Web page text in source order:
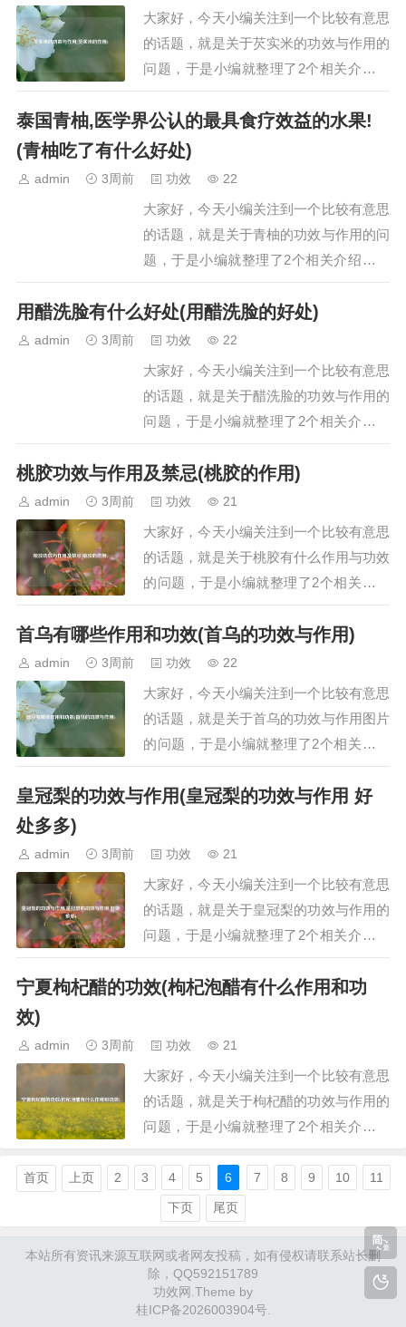
根花的作用与功效一、葛根花的作用与功
效有哪些葛根花具有解酒护肝、抗氧化、
调节血压、…
大家好，今天小编关注到一个比较有意思
的话题，就是关于芡实米的功效与作用的
问题，于是小编就整理了2个相关介绍芡
实米的功效与作用的解答，让我们一起看
看吧。文章目录：芡实米的功效与作用芡
实米的作用一、芡实米的功效与作用芡实
米的功效与作用芡实米具有固肾涩精、补
蛋白质、维生…
泰国青柚,医学界公认的最具食疗效益的水果!
(青柚吃了有什么好处)
admin 3周前 功效 22
大家好，今天小编关注到一个比较有意思
的话题，就是关于青柚的功效与作用的问
题，于是小编就整理了2个相关介绍青柚
的功效与作用的解答，让我们一起看看
吧。文章目录：泰国青柚,医学界公认的
最具食疗效益的水果!青柚吃了有什么好
处一、泰国青柚,医学界公认的最具食疗
效益的水果!泰国青柚确实是医学界公认
的最具食疗效益…
用醋洗脸有什么好处(用醋洗脸的好处)
admin 3周前 功效 22
大家好，今天小编关注到一个比较有意思
的话题，就是关于醋洗脸的功效与作用的
问题，于是小编就整理了2个相关介绍醋
洗脸的功效与作用的解答，让我们一起看
看吧。文章目录：用醋洗脸有什么好处用
醋洗脸的好处一、用醋洗脸有什么好处用
醋洗脸有以下好处：美白去痘：醋具有美
白和去痘的作用。对于皮肤较黑的人群，
在洗脸或洗澡…
桃胶功效与作用及禁忌(桃胶的作用)
admin 3周前 功效 21
大家好，今天小编关注到一个比较有意思
的话题，就是关于桃胶有什么作用与功效
的问题，于是小编就整理了2个相关介绍
桃胶有什么作用与功效的解答，让我们一
起看看吧。文章目录：桃胶功效与作用及
禁忌桃胶的作用一、桃胶功效与作用及禁
忌桃胶的功效与作用1. 美容养颜桃胶富含
胶原蛋白和植物胶原蛋白，能增强皮肤弹
性，减少…
首乌有哪些作用和功效(首乌的功效与作用)
admin 3周前 功效 22
大家好，今天小编关注到一个比较有意思
的话题，就是关于首乌的功效与作用图片
的问题，于是小编就整理了2个相关介绍
首乌的功效与作用图片的解答，让我们一
起看看吧。文章目录：首乌有哪些作用和
用和功效首乌的作用和功效如下：一、核
须发、强筋骨…
皇冠梨的功效与作用(皇冠梨的功效与作用 好
处多多)
admin 3周前 功效 21
大家好，今天小编关注到一个比较有意思
的话题，就是关于皇冠梨的功效与作用的
问题，于是小编就整理了2个相关介绍皇
冠梨的功效与作用的解答，让我们一起看
看吧。文章目录：皇冠梨的功效与作用皇
的功效与作用皇冠梨是一种水果，富含维
与作用：1.…
宁夏枸杞醋的功效(枸杞泡醋有什么作用和功
效)
admin 3周前 功效 21
大家好，今天小编关注到一个比较有意思
的话题，就是关于枸杞醋的功效与作用的
问题，于是小编就整理了2个相关介绍枸
看吧。文章目录：宁夏枸杞醋的功效枸杞
泡醋有什么作用和功效一、宁夏枸杞醋的
功效宁夏枸杞醋具有以下几个功效：1. 补
肝肾：宁夏枸杞醋富含氨基酸、微量元
素、…
首页 上页 2 3 4 5 6 7 8 9 10 11
下页 尾页
本站所有资讯来源互联网或者网友投稿，如有侵权请联系站长删
除，QQ592151789
功效网 .Theme by
桂ICP备2026003904号.